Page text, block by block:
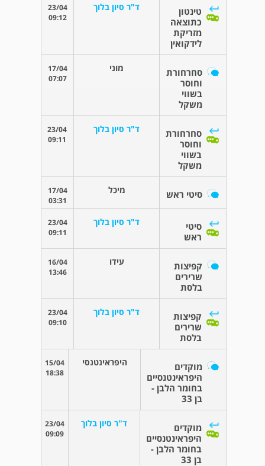
טינטון
כתוצאה
מזריקת
לידקואין
ד"ר סיון בלוך
23/04
09:12
סחרחורת
וחוסר
בשווי
משקל
מוני
17/04
07:07
סחרחורת
וחוסר
בשווי
משקל
ד"ר סיון בלוך
23/04
09:11
סיטי ראש מיכל
17/04
03:31
סיטי
ראש
ד"ר סיון בלוך
23/04
09:11
קפיצות
שרירים
בלסת
עידו
16/04
13:46
קפיצות
שרירים
בלסת
ד"ר סיון בלוך
23/04
09:10
מוקדים
היפראינטנסיים
בחומר הלבן -
בן 33
היפראינטנסי
15/04
18:38
מוקדים
היפראינטנסיים
בחומר הלבן -
בן 33
ד"ר סיון בלוך
23/04
09:09